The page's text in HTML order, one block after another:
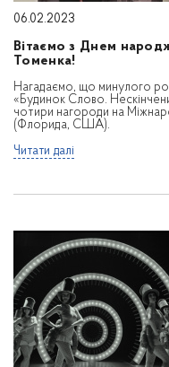
06.02.2023
Вітаємо з Днем
Томенка!
Нагадаємо, що минулого
«Будинок Слово.
чотири нагороди на
(Флорида, США).
Читати далі